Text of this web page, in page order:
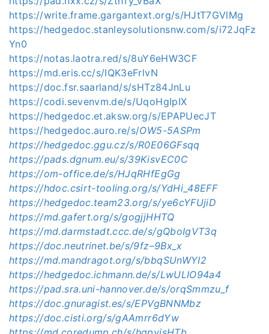
https://write.frame.gargantext.org/s/HJtT7GVlMg
https://hedgedoc.stanleysolutionsnw.com/s/i72JqFz
Yn0
https://notas.laotra.red/s/8uY6eHW3CF
https://md.eris.cc/s/IQK3eFrlvN
https://doc.fsr.saarland/s/sHTz84JnLu
https://codi.sevenvm.de/s/UqoHgIpIX
https://hedgedoc.et.aksw.org/s/EPAPUecJT
https://hedgedoc.auro.re/s/OW5-5ASPm
https://hedgedoc.ggu.cz/s/R0E06GFsqq
https://pads.dgnum.eu/s/39KisvEC0C
https://om-office.de/s/HJqRHfEgGg
https://hdoc.csirt-tooling.org/s/YdHi_48EFF
https://hedgedoc.team23.org/s/ye6cYFUjiD
https://md.gafert.org/s/gogjjHHTQ
https://md.darmstadt.ccc.de/s/gQboIgVT3q
https://doc.neutrinet.be/s/9fz–9Bx_x
https://md.mandragot.org/s/bbqSUnWYI2
https://hedgedoc.ichmann.de/s/LwULIO94a4
https://pad.sra.uni-hannover.de/s/orqSmmzu_f
https://doc.gnuragist.es/s/EPVgBNNMbz
https://doc.cisti.org/s/gAAmrr6dYw